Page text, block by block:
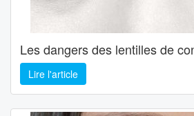
Les dangers des lentilles de
Lire l'article